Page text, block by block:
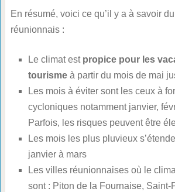
En résumé, voici ce qu’il y a à savoir
réunionnais :
Le climat est propice pour les
tourismeà partir du mois de mai
Les mois à éviter sont les ceux à
cycloniques notamment janvier,
Parfois, les risques peuvent être
Les mois les plus pluvieux
janvier à mars
Les villes réunionnaises où le
sont : Piton de la Fournaise, Saint-